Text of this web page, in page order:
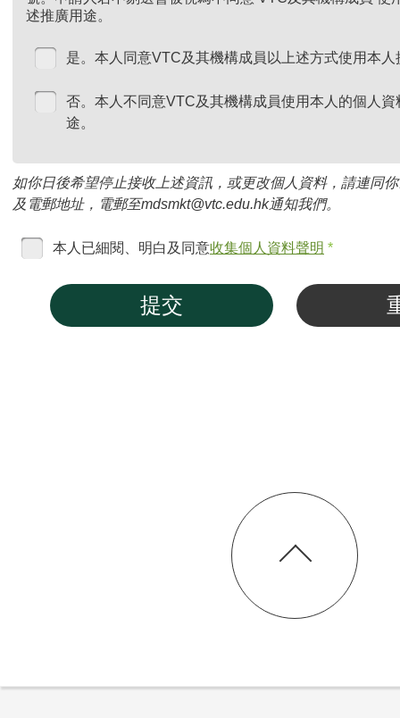
述推廣用途。
是。本人同意VTC及其機構成員以上述方式使用本
否。本人不同意VTC及其機構成員使用本人的個人
途。
如你日後希望停止接收上述資訊，或更改個人資料，請連同
及電郵地址，電郵至mdsmkt@vtc.edu.hk通知我們。
本人已細閱、明白及同意收集個人資料聲明 *
提交